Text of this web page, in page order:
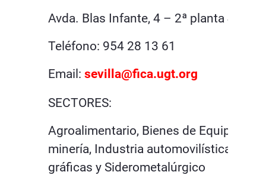
Avda. Blas Infante, 4 – 2ª planta
Teléfono: 954 28 13 61
Email: sevilla@fica.ugt.org
SECTORES:
Agroalimentario, Bienes de Equipo y
minería, Industria automovilística,
gráficas y Siderometalúrgico